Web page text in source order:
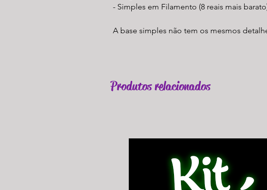
- Simples em Filamento (8 reais mais
A base simples não tem os mesmos
Produtos relacionados